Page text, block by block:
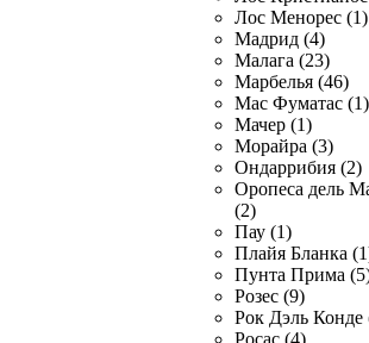
Лос Менорес (1)
Мадрид (4)
Малага (23)
Марбелья (46)
Мас Фуматас (1)
Мачер (1)
Морайра (3)
Ондаррибия (2)
Оропеса дель
(2)
Пау (1)
Плайя Бланка
Пунта Прима
Розес (9)
Рок Дэль Конде
Росас (4)